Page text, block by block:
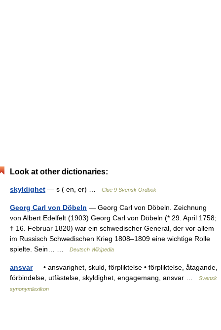
Look at other dictionaries:
skyldighet — s ( en, er) … Clue 9 Svensk Ordbok
Georg Carl von Döbeln — Georg Carl von Döbeln. Zeichnung
von Albert Edelfelt (1903) Georg Carl von Döbeln (* 29. April 1758;
† 16. Februar 1820) war ein schwedischer General, der vor allem
im Russisch Schwedischen Krieg 1808–1809 eine wichtige Rolle
spielte. Sein… …
Deutsch Wikipedia
ansvar— • ansvarighet, skuld, förpliktelse • förpliktelse, åtagande,
förbindelse, utfästelse, skyldighet, engagemang, ansvar …
Svensk
synonymlexikon